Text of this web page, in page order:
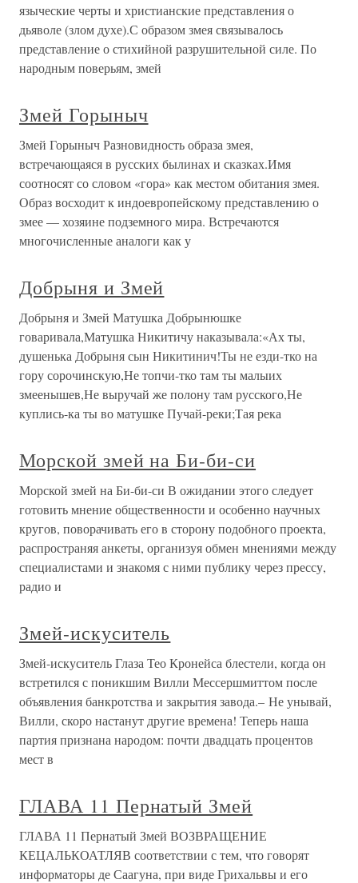
языческие черты и христианские представления о
дьяволе (злом духе).С образом змея связывалось
представление о стихийной разрушительной силе. По
народным поверьям, змей
Змей Горыныч
Змей Горыныч Разновидность образа змея,
встречающаяся в русских былинах и сказках.Имя
соотносят со словом «гора» как местом обитания змея.
Образ восходит к индоевропейскому представлению о
змее — хозяине подземного мира. Встречаются
многочисленные аналоги как у
Добрыня и Змей
Добрыня и Змей Матушка Добрынюшке
говаривала,Матушка Никитичу наказывала:«Ах ты,
душенька Добрыня сын Никитинич!Ты не езди-тко на
гору сорочинскую,Не топчи-тко там ты малыих
змеенышев,Не выручай же полону там русского,Не
куплись-ка ты во матушке Пучай-реки;Тая река
Морской змей на Би-би-си
Морской змей на Би-би-си В ожидании этого следует
готовить мнение общественности и особенно научных
кругов, поворачивать его в сторону подобного проекта,
распространяя анкеты, организуя обмен мнениями между
специалистами и знакомя с ними публику через прессу,
радио и
Змей-искуситель
Змей-искуситель Глаза Тео Кронейса блестели, когда он
встретился с поникшим Вилли Мессершмиттом после
объявления банкротства и закрытия завода.– Не унывай,
Вилли, скоро настанут другие времена! Теперь наша
партия признана народом: почти двадцать процентов
мест в
ГЛАВА 11 Пернатый Змей
ГЛАВА 11 Пернатый Змей ВОЗВРАЩЕНИЕ
КЕЦАЛЬКОАТЛЯВ соответствии с тем, что говорят
информаторы де Саагуна, при виде Грихальвы и его